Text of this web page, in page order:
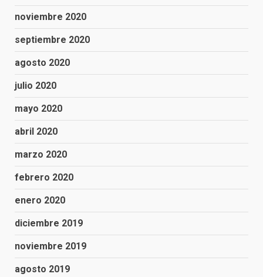
noviembre 2020
septiembre 2020
agosto 2020
julio 2020
mayo 2020
abril 2020
marzo 2020
febrero 2020
enero 2020
diciembre 2019
noviembre 2019
agosto 2019